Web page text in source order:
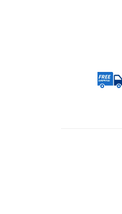
miscare,crepuscular,dulii cu
Veioze/Lămpi/lampa